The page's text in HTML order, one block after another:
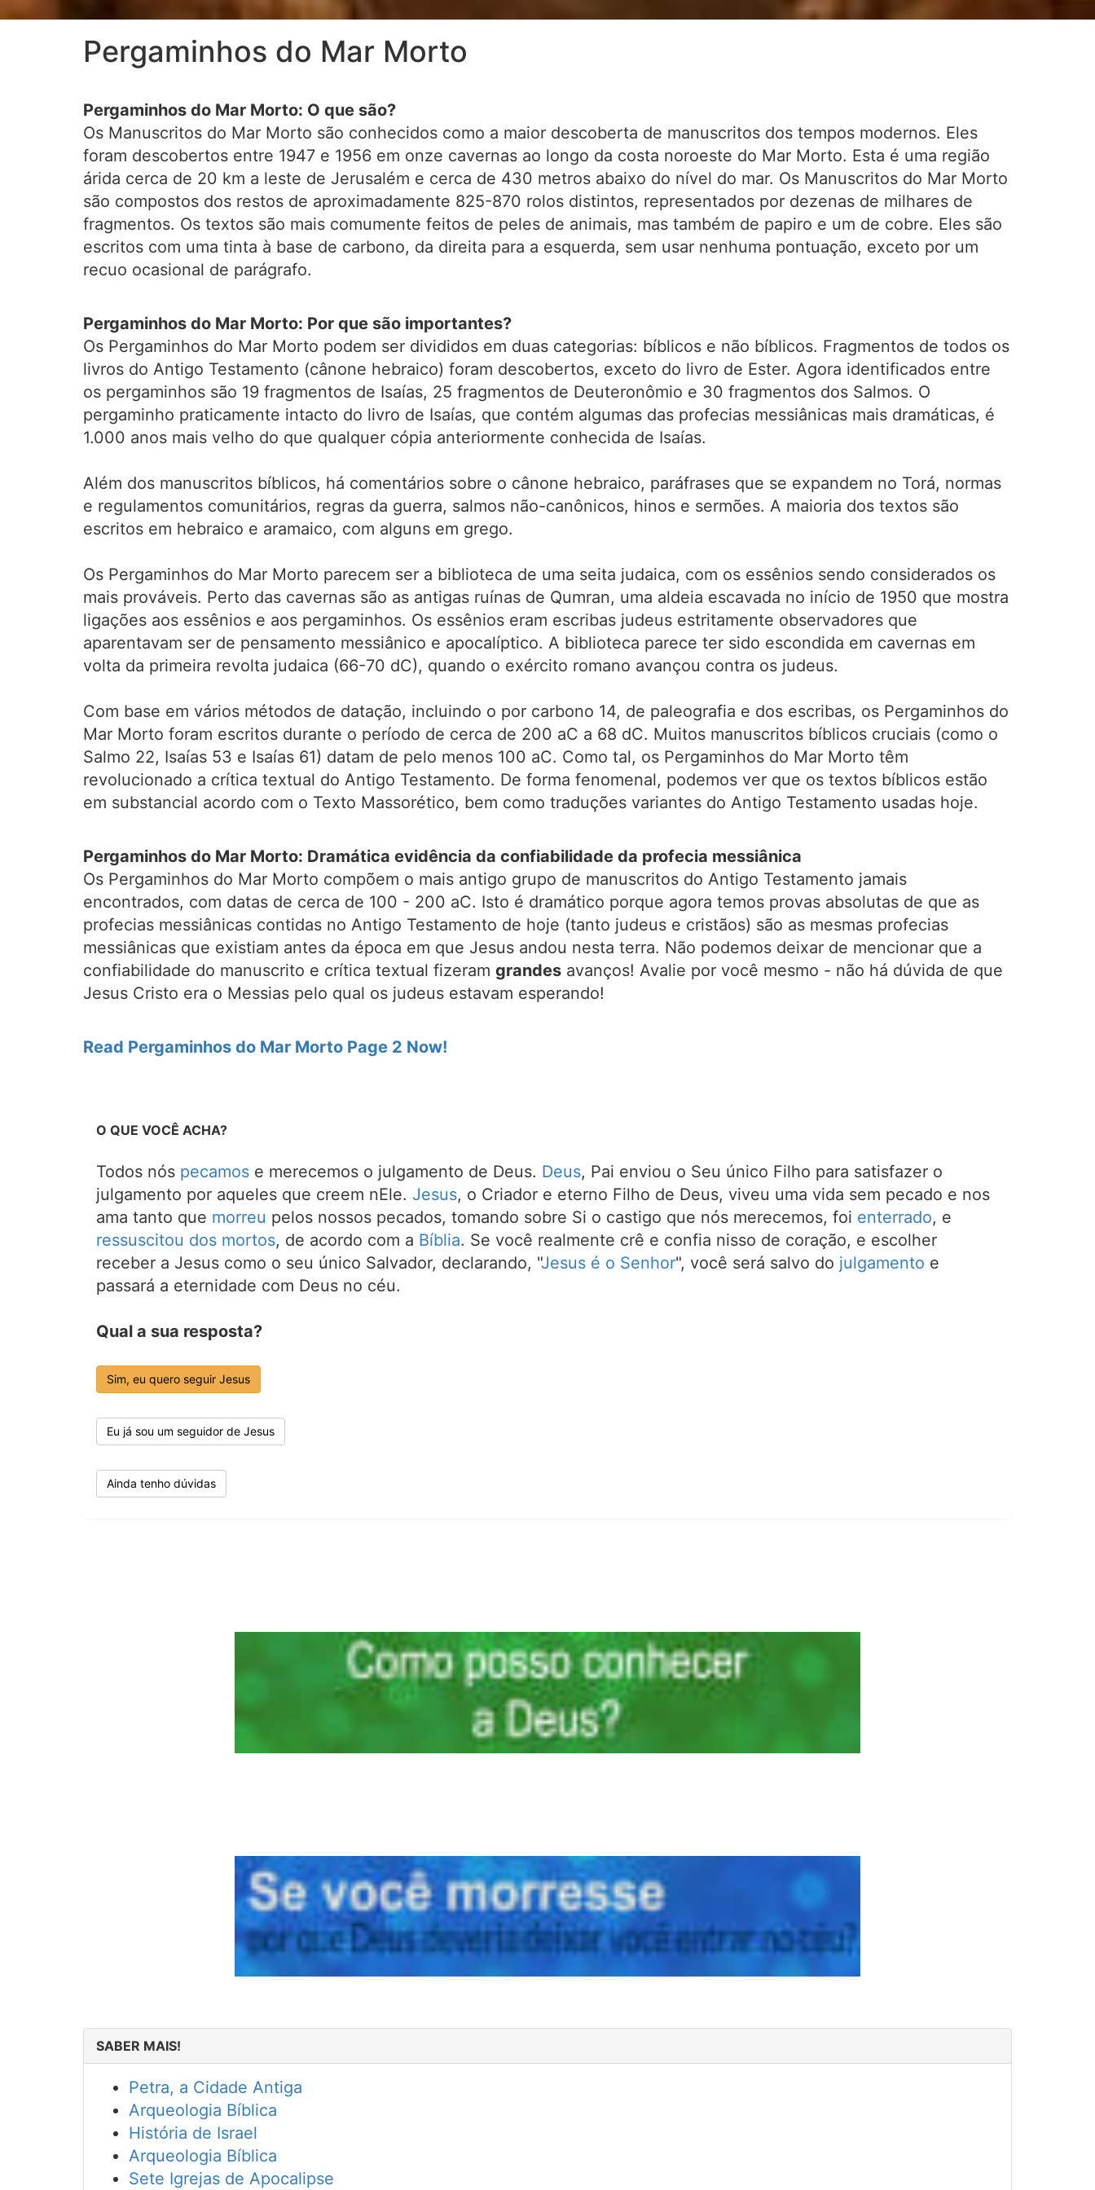
Pergaminhos do Mar Morto
Pergaminhos do Mar Morto: O que são?
Os Manuscritos do Mar Morto são conhecidos como a maior descoberta de manuscritos dos tempos modernos. Eles
foram descobertos entre 1947 e 1956 em onze cavernas ao longo da costa noroeste do Mar Morto. Esta é uma região
árida cerca de 20 km a leste de Jerusalém e cerca de 430 metros abaixo do nível do mar. Os Manuscritos do Mar Morto
são compostos dos restos de aproximadamente 825-870 rolos distintos, representados por dezenas de milhares de
fragmentos. Os textos são mais comumente feitos de peles de animais, mas também de papiro e um de cobre. Eles são
escritos com uma tinta à base de carbono, da direita para a esquerda, sem usar nenhuma pontuação, exceto por um
recuo ocasional de parágrafo.
Pergaminhos do Mar Morto: Por que são importantes?
Os Pergaminhos do Mar Morto podem ser divididos em duas categorias: bíblicos e não bíblicos. Fragmentos de todos os
livros do Antigo Testamento (cânone hebraico) foram descobertos, exceto do livro de Ester. Agora identificados entre
os pergaminhos são 19 fragmentos de Isaías, 25 fragmentos de Deuteronômio e 30 fragmentos dos Salmos. O
pergaminho praticamente intacto do livro de Isaías, que contém algumas das profecias messiânicas mais dramáticas, é
1.000 anos mais velho do que qualquer cópia anteriormente conhecida de Isaías.
Além dos manuscritos bíblicos, há comentários sobre o cânone hebraico, paráfrases que se expandem no Torá, normas
e regulamentos comunitários, regras da guerra, salmos não-canônicos, hinos e sermões. A maioria dos textos são
escritos em hebraico e aramaico, com alguns em grego.
Os Pergaminhos do Mar Morto parecem ser a biblioteca de uma seita judaica, com os essênios sendo considerados os
mais prováveis. Perto das cavernas são as antigas ruínas de Qumran, uma aldeia escavada no início de 1950 que mostra
ligações aos essênios e aos pergaminhos. Os essênios eram escribas judeus estritamente observadores que
aparentavam ser de pensamento messiânico e apocalíptico. A biblioteca parece ter sido escondida em cavernas em
volta da primeira revolta judaica (66-70 dC), quando o exército romano avançou contra os judeus.
Com base em vários métodos de datação, incluindo o por carbono 14, de paleografia e dos escribas, os Pergaminhos do
Mar Morto foram escritos durante o período de cerca de 200 aC a 68 dC. Muitos manuscritos bíblicos cruciais (como o
Salmo 22, Isaías 53 e Isaías 61) datam de pelo menos 100 aC. Como tal, os Pergaminhos do Mar Morto têm
revolucionado a crítica textual do Antigo Testamento. De forma fenomenal, podemos ver que os textos bíblicos estão
em substancial acordo com o Texto Massorético, bem como traduções variantes do Antigo Testamento usadas hoje.
Pergaminhos do Mar Morto: Dramática evidência da confiabilidade da profecia messiânica
Os Pergaminhos do Mar Morto compõem o mais antigo grupo de manuscritos do Antigo Testamento jamais
encontrados, com datas de cerca de 100 - 200 aC. Isto é dramático porque agora temos provas absolutas de que as
profecias messiânicas contidas no Antigo Testamento de hoje (tanto judeus e cristãos) são as mesmas profecias
messiânicas que existiam antes da época em que Jesus andou nesta terra. Não podemos deixar de mencionar que a
confiabilidade do manuscrito e crítica textual fizeram grandes avanços! Avalie por você mesmo - não há dúvida de que
Jesus Cristo era o Messias pelo qual os judeus estavam esperando!
Read Pergaminhos do Mar Morto Page 2 Now!
O QUE VOCÊ ACHA?
Todos nós pecamos e merecemos o julgamento de Deus. Deus, Pai enviou o Seu único Filho para satisfazer o
julgamento por aqueles que creem nEle. Jesus, o Criador e eterno Filho de Deus, viveu uma vida sem pecado e nos
ama tanto que morreu pelos nossos pecados, tomando sobre Si o castigo que nós merecemos, foi enterrado, e
ressuscitou dos mortos, de acordo com a Bíblia. Se você realmente crê e confia nisso de coração, e escolher
receber a Jesus como o seu único Salvador, declarando, "Jesus é o Senhor", você será salvo do julgamento e
passará a eternidade com Deus no céu.
Qual a sua resposta?
Sim, eu quero seguir Jesus
Eu já sou um seguidor de Jesus
Ainda tenho dúvidas
SABER MAIS!
Petra, a Cidade Antiga
Arqueologia Bíblica
História de Israel
Arqueologia Bíblica
Sete Igrejas de Apocalipse